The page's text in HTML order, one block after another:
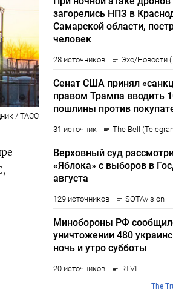
/ ТАСС